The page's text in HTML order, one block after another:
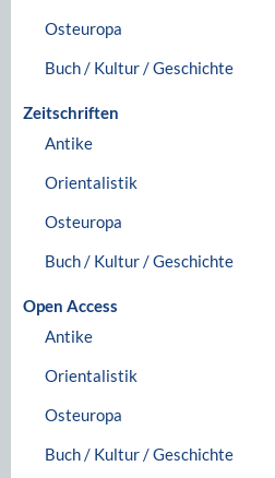
Osteuropa
Buch / Kultur / Geschichte
Zeitschriften
Antike
Orientalistik
Osteuropa
Buch / Kultur / Geschichte
Open Access
Antike
Orientalistik
Osteuropa
Buch / Kultur / Geschichte